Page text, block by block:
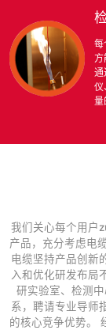
每
方
通
仪
量
我们关心每个用户
产品，充分考虑电
电缆坚持产品创新
入和优化研发布局
研实验室、检测
系，聘请专业导师
的核心竞争优势。